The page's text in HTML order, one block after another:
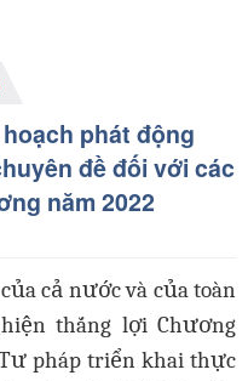
phát động
đề đối với các
năm 2022
cả nước và của toàn
thắng lợi Chương
pháp triển khai thực